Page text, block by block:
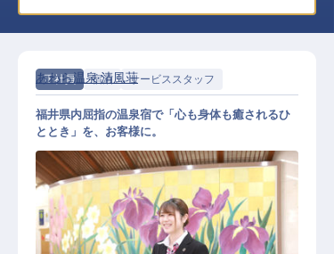
正社員 宿泊 サービススタッフ
あわら温泉 清風荘
福井県内屈指の温泉宿で「心も身体も癒されるひ
ととき」を、お客様に。